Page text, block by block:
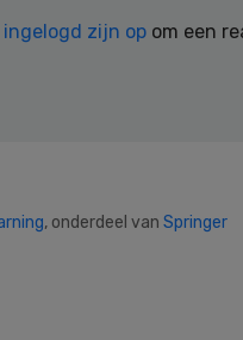
ingelogd zijn op om een
, onderdeel van Springer